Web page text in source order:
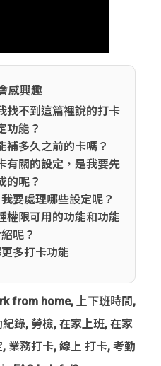
感興趣
找不到這篇裡說的打卡
功能？
補多久之前的卡嗎？
有關的設定，是我要先
的呢？
要處理哪些設定呢？
權限可用的功能和功能
呢？
多打卡功能
from home, 上下班時間 ,
紀錄, 勞檢, 在家上班, 在家
, 業務打卡, 線上 打卡, 考勤